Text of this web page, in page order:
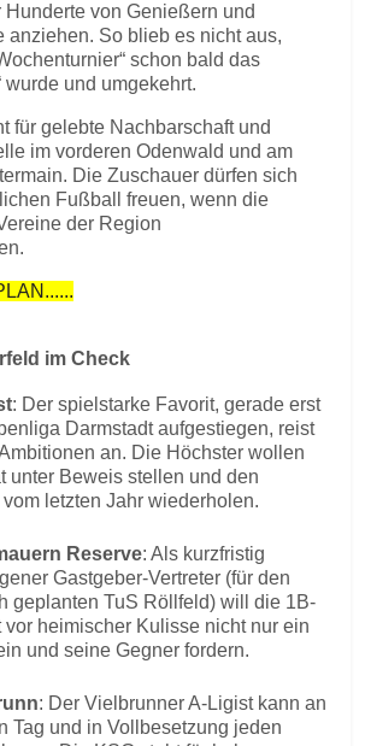
Hunderte von Genießern und
anziehen. So blieb es nicht aus,
schon bald das
wurde und umgekehrt.
für gelebte Nachbarschaft und
im vorderen Odenwald und am
Die Zuschauer dürfen sich
Fußball freuen, wenn die
der Region
im Check
: Der spielstarke Favorit, gerade erst
Darmstadt aufgestiegen, reist
an. Die Höchster wollen
unter Beweis stellen und den
letzten Jahr wiederholen.
Reserve: Als kurzfristig
Gastgeber-Vertreter (für den
geplanten TuS Röllfeld) will die 1B-
vor heimischer Kulisse nicht nur ein
und seine Gegner fordern.
: Der Vielbrunner A-Ligist kann an
Tag und in Vollbesetzung jeden